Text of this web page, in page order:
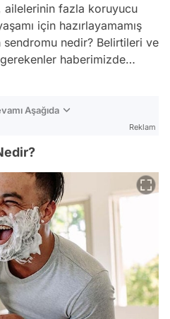
ailelerinin fazla koruyucu
için hazırlayamamış
sendromu nedir? Belirtileri ve
haberimizde…
Aşağıda
Reklam